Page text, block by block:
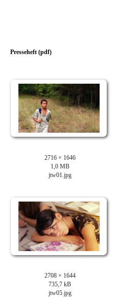
Presseheft (pdf)
2716 × 1646
1,0 MB
jtw01.jpg
2708 × 1644
735,7 kB
jtw05.jpg